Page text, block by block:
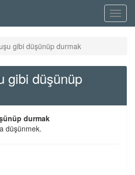
Menü
gibi düşünüp durmak
gibi düşünüp
durmak
düşünmek.